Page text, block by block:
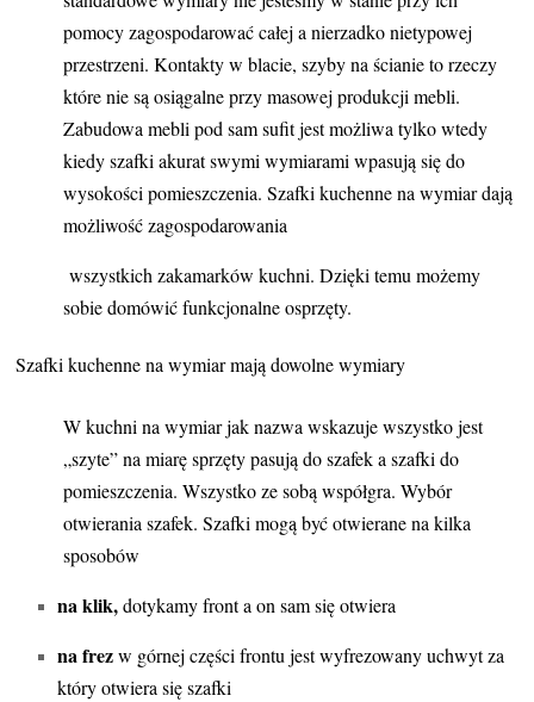
pomocy zagospodarować całej a nierzadko nietypowej
przestrzeni. Kontakty w blacie, szyby na ścianie to rzeczy
które nie są osiągalne przy masowej produkcji mebli.
Zabudowa mebli pod sam sufit jest możliwa tylko wtedy
kiedy szafki akurat swymi wymiarami wpasują się do
wysokości pomieszczenia. Szafki kuchenne na wymiar dają
możliwość zagospodarowania
wszystkich zakamarków kuchni. Dzięki temu możemy
sobie domówić funkcjonalne osprzęty.
Szafki kuchenne na wymiar mają dowolne wymiary
W kuchni na wymiar jak nazwa wskazuje wszystko jest
„szyte” na miarę sprzęty pasują do szafek a szafki do
pomieszczenia. Wszystko ze sobą współgra.Wybór
otwierania szafek. Szafki mogą być otwierane na kilka
sposobów
na klik,dotykamy front a on sam się otwiera
na frezw górnej części frontu jest wyfrezowany uchwyt za
który otwiera się szafki